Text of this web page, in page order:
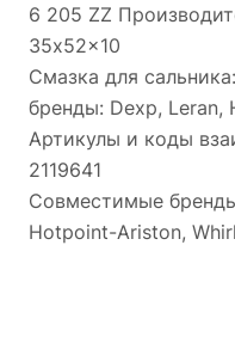
6 205 ZZ
35x52x10
Смазка для
бренды: Dexp, Leran,
Артикулы и коды
2119641
Совместимые
Hotpoint-Ariston,